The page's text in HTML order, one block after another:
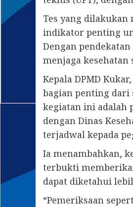
Tes yang dilakukan
indikator penting
Dengan
menjaga kesehatan
Kepala DPMD
bagian penting dari
kegiatan ini adalah
dengan Dinas
terjadwal kepada
Ia menambahkan,
terbukti
dapat diketahui
“Pemeriksaan